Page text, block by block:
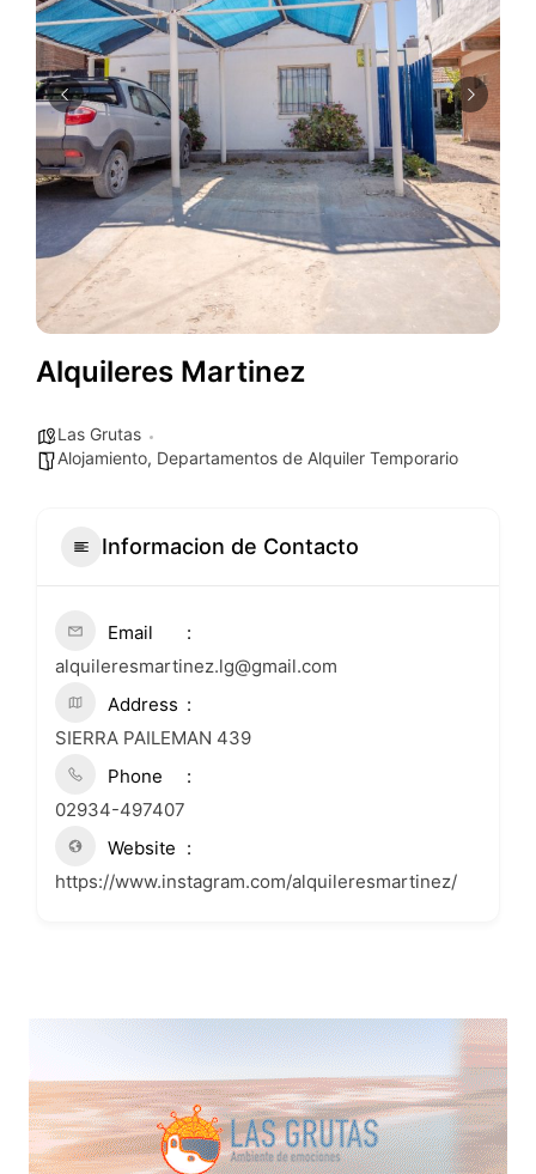
Alquileres Martinez
Las Grutas
Alojamiento, Departamentos de Alquiler Temporario
Informacion de Contacto
Email
alquileresmartinez.lg@gmail.com
Address
SIERRA PAILEMAN 439
Phone
02934-497407
Website
https://www.instagram.com/alquileresmartinez/